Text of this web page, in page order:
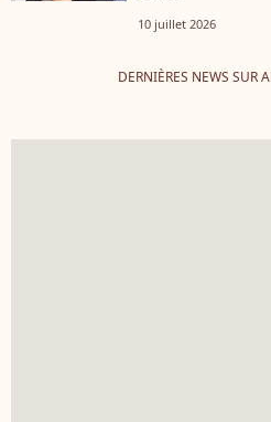
10 juillet 2026
DERNIÈRES NEWS SUR